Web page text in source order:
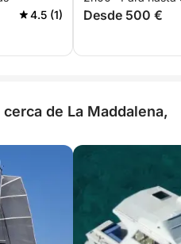
4.5 (1) Desde 500 €
de La Maddalena,